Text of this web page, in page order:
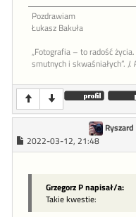
Pozdrawiam
Łukasz Bakuła
„Fotografia – to radość
smutnych i skwaśniałych”. J.
Ryszard
2022-03-12, 21:48
Grzegorz P napisał/a:
Takie kwestie: